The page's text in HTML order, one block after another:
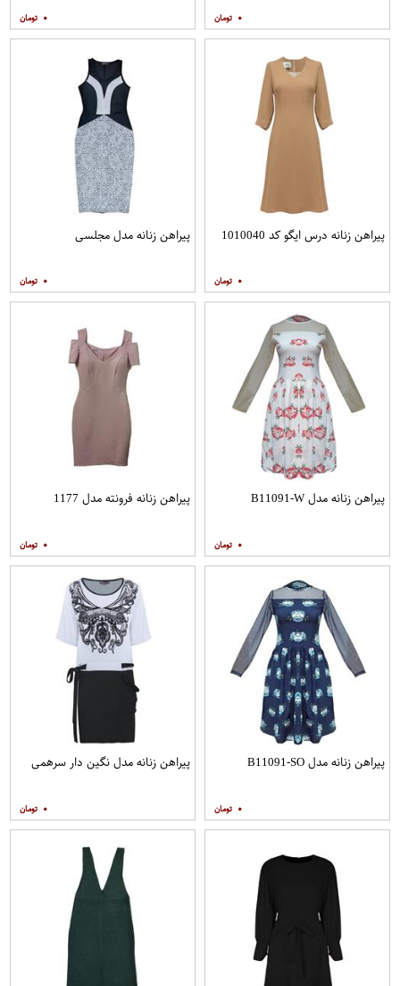
۰ ۰
پیراهن زنانه درس ایگو کد 1010040
۰
پیراهن زنانه مدل مجلسی
۰
پیراهن زنانه مدل B11091-W
۰
پیراهن زنانه فرونته مدل 1177
۰
پیراهن زنانه مدل B11091-SO
۰
پیراهن زنانه مدل نگین دار سرهمی
۰